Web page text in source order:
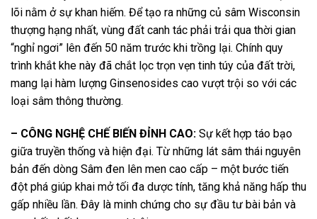
lõi nằm ở sự khan hiếm. Để tạo ra những củ sâm Wisconsin
thượng hạng nhất, vùng đất canh tác phải trải qua thời gian
“nghỉ ngơi” lên đến 50 năm trước khi trồng lại. Chính quy
trình khắt khe này đã chắt lọc trọn vẹn tinh túy của đất trời,
mang lại hàm lượng Ginsenosides cao vượt trội so với các
loại sâm thông thường.
– CÔNG NGHỆ CHẾ BIẾN ĐỈNH CAO: Sự kết hợp táo bạo
giữa truyền thống và hiện đại. Từ những lát sâm thái nguyên
bản đến dòng Sâm đen lên men cao cấp – một bước tiến
đột phá giúp khai mở tối đa dược tính, tăng khả năng hấp thu
gấp nhiều lần. Đây là minh chứng cho sự đầu tư bài bản và